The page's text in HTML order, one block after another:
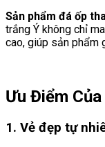
Sản phẩm đá ốp
trắng Ý không chỉ
cao, giúp sản phẩm
Ưu Điểm
1. Vẻ đẹp tự